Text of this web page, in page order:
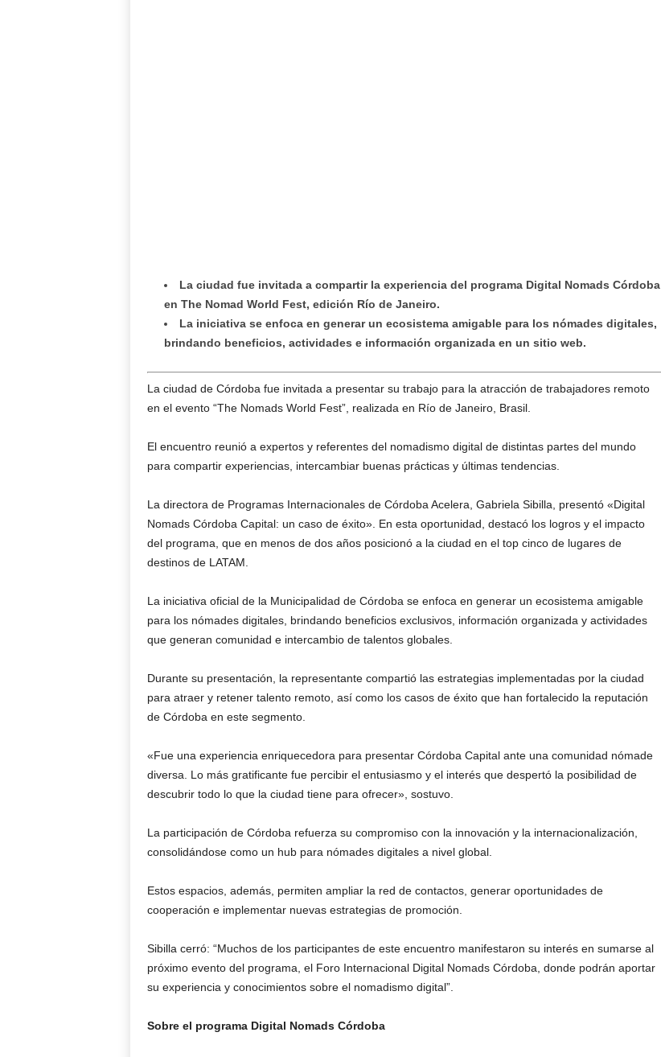
La ciudad fue invitada a compartir la experiencia del programa Digital Nomads Córdoba
en The Nomad World Fest, edición Río de Janeiro.
La iniciativa se enfoca en generar un ecosistema amigable para los nómades digitales,
brindando beneficios, actividades e información organizada en un sitio web.
La ciudad de Córdoba fue invitada a presentar su trabajo para la atracción de trabajadores remoto
en el evento “The Nomads World Fest”, realizada en Río de Janeiro, Brasil.
El encuentro reunió a expertos y referentes del nomadismo digital de distintas partes del mundo
para compartir experiencias, intercambiar buenas prácticas y últimas tendencias.
La directora de Programas Internacionales de Córdoba Acelera, Gabriela Sibilla, presentó «Digital
Nomads Córdoba Capital: un caso de éxito». En esta oportunidad, destacó los logros y el impacto
del programa, que en menos de dos años posicionó a la ciudad en el top cinco de lugares de
destinos de LATAM.
La iniciativa oficial de la Municipalidad de Córdoba se enfoca en generar un ecosistema amigable
para los nómades digitales, brindando beneficios exclusivos, información organizada y actividades
que generan comunidad e intercambio de talentos globales.
Durante su presentación, la representante compartió las estrategias implementadas por la ciudad
para atraer y retener talento remoto, así como los casos de éxito que han fortalecido la reputación
de Córdoba en este segmento.
«Fue una experiencia enriquecedora para presentar Córdoba Capital ante una comunidad nómade
diversa. Lo más gratificante fue percibir el entusiasmo y el interés que despertó la posibilidad de
descubrir todo lo que la ciudad tiene para ofrecer», sostuvo.
La participación de Córdoba refuerza su compromiso con la innovación y la internacionalización,
consolidándose como un hub para nómades digitales a nivel global.
Estos espacios, además, permiten ampliar la red de contactos, generar oportunidades de
cooperación e implementar nuevas estrategias de promoción.
Sibilla cerró: “Muchos de los participantes de este encuentro manifestaron su interés en sumarse al
próximo evento del programa, el Foro Internacional Digital Nomads Córdoba, donde podrán aportar
su experiencia y conocimientos sobre el nomadismo digital”.
Sobre el programa Digital Nomads Córdoba